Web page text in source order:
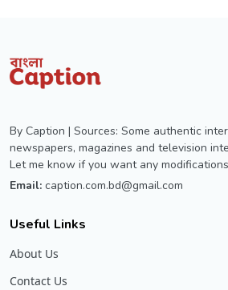
By Caption | Sources: Some authentic
newspapers, magazines and television
Let me know if you want any modifications
Email: caption.com.bd@gmail.com
Useful Links
About Us
Contact Us